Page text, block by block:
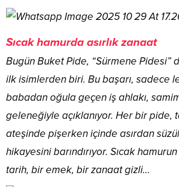
Sıcak hamurda asırlık zanaat
Bugün Buket Pide, “Sürmene Pidesi”
ilk isimlerden biri. Bu başarı, sadece
babadan oğula geçen iş ahlakı,
geleneğiyle açıklanıyor. Her bir pide,
ateşinde pişerken içinde asırdan
hikayesini barındırıyor. Sıcak
tarih, bir emek, bir zanaat gizli…